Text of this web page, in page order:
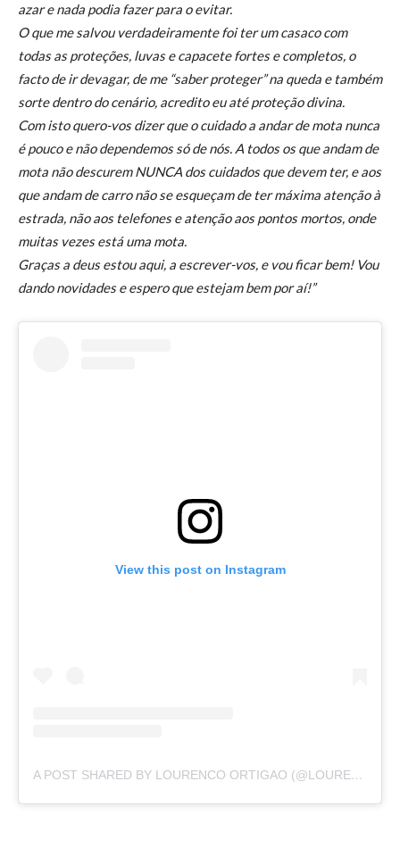
azar e nada podia fazer para o evitar.
O que me salvou verdadeiramente foi ter um casaco com
todas as proteções, luvas e capacete fortes e completos, o
facto de ir devagar, de me “saber proteger” na queda e também
sorte dentro do cenário, acredito eu até proteção divina.
Com isto quero-vos dizer que o cuidado a andar de mota nunca
é pouco e não dependemos só de nós. A todos os que andam de
mota não descurem NUNCA dos cuidados que devem ter, e aos
que andam de carro não se esqueçam de ter máxima atenção à
estrada, não aos telefones e atenção aos pontos mortos, onde
muitas vezes está uma mota.
Graças a deus estou aqui, a escrever-vos, e vou ficar bem! Vou
dando novidades e espero que estejam bem por aí!”
View this post on Instagram
A POST SHARED BY LOURENCO ORTIGAO (@LOURENCOORTIGAO)